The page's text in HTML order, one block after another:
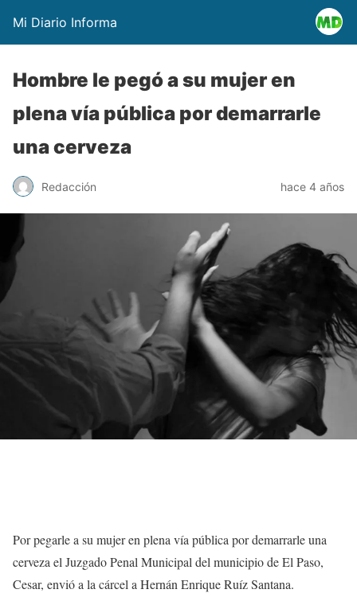
Mi Diario Informa
Hombre le pegó a su mujer en
plena vía pública por demarrarle
una cerveza
Redacción hace 4 años
Por pegarle a su mujer en plena vía pública por demarrarle una
cerveza el Juzgado Penal Municipal del municipio de El Paso,
Cesar, envió a la cárcel a Hernán Enrique Ruíz Santana.